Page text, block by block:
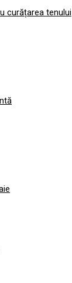
curățarea tenului